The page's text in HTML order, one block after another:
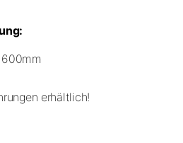
erhältlich!